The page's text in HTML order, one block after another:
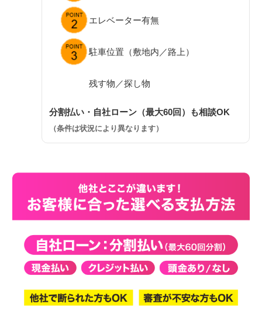
エレベーター有無
駐車位置（敷地内／路上）
残す物／探し物
分割払い・自社ローン（最大60回）も相談OK
（条件は状況により異なります）